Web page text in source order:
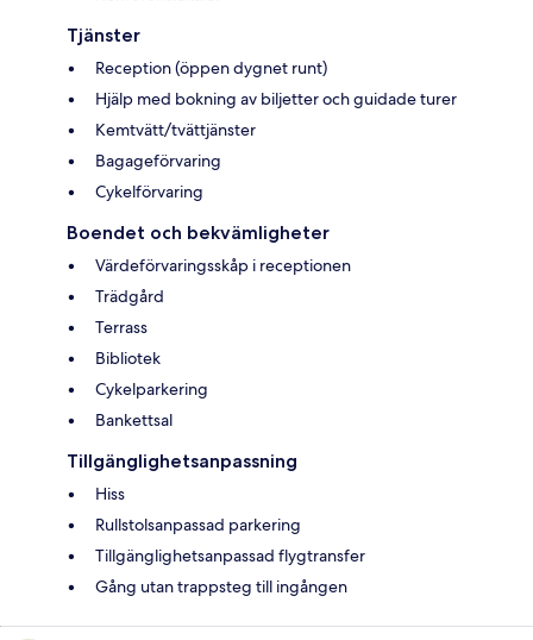
Tjänster
Reception (öppen dygnet runt)
Hjälp med bokning av biljetter och guidade turer
Kemtvätt/tvättjänster
Bagageförvaring
Cykelförvaring
Boendet och bekvämligheter
Värdeförvaringsskåp i receptionen
Trädgård
Terrass
Bibliotek
Cykelparkering
Bankettsal
Tillgänglighetsanpassning
Hiss
Rullstolsanpassad parkering
Tillgänglighetsanpassad flygtransfer
Gång utan trappsteg till ingången